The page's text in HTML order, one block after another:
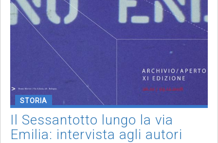
STORIA
Il Sessantotto lungo la via
Emilia: intervista agli autori